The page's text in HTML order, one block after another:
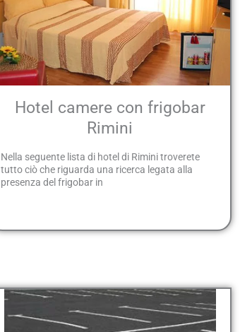
Hotel camere con frigobar
Rimini
Nella seguente lista di hotel di Rimini troverete
tutto ciò che riguarda una ricerca legata alla
presenza del frigobar in